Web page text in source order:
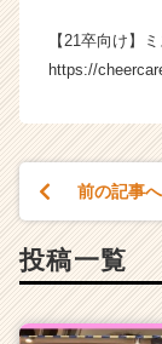
【21卒向け】
https://
前の記事へ
投稿一覧